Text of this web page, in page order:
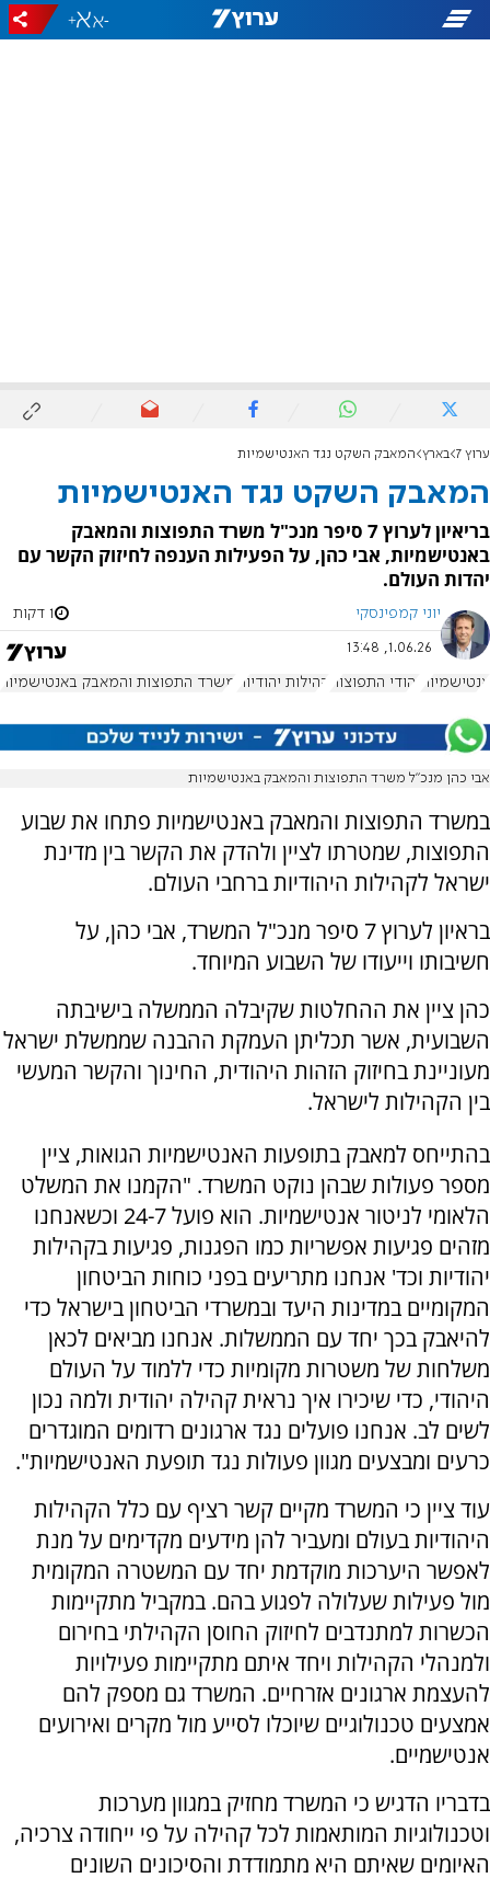
-
+
ערוץ 7 בארץ המאבק השקט נגד האנטישמיות
המאבק השקט נגד האנטישמיות
בריאיון לערוץ 7 סיפר מנכ"ל משרד התפוצות והמאבק
באנטישמיות, אבי כהן, על הפעילות הענפה לחיזוק הקשר עם
יהדות העולם.
יוני קמפינסקי 1 דקות
1.06.26, 13:48
אנטישמיות יהודי התפוצות קהילות יהודיות משרד התפוצות והמאבק באנטישמיות
אבי כהן מנכ"ל משרד התפוצות והמאבק באנטישמיות
במשרד התפוצות והמאבק באנטישמיות פתחו את שבוע
התפוצות, שמטרתו לציין ולהדק את הקשר בין מדינת
ישראל לקהילות היהודיות ברחבי העולם.
בראיון לערוץ 7 סיפר מנכ"ל המשרד, אבי כהן, על
חשיבותו וייעודו של השבוע המיוחד.
כהן ציין את ההחלטות שקיבלה הממשלה בישיבתה
השבועית, אשר תכליתן העמקת ההבנה שממשלת ישראל
מעוניינת בחיזוק הזהות היהודית, החינוך והקשר המעשי
בין הקהילות לישראל.
בהתייחס למאבק בתופעות האנטישמיות הגואות, ציין
מספר פעולות שבהן נוקט המשרד. "הקמנו את המשלט
הלאומי לניטור אנטישמיות. הוא פועל 24-7 וכשאנחנו
מזהים פגיעות אפשריות כמו הפגנות, פגיעות בקהילות
יהודיות וכד' אנחנו מתריעים בפני כוחות הביטחון
המקומיים במדינות היעד ובמשרדי הביטחון בישראל כדי
להיאבק בכך יחד עם הממשלות. אנחנו מביאים לכאן
משלחות של משטרות מקומיות כדי ללמוד על העולם
היהודי, כדי שיכירו איך נראית קהילה יהודית ולמה נכון
לשים לב. אנחנו פועלים נגד ארגונים רדומים המוגדרים
כרעים ומבצעים מגוון פעולות נגד תופעת האנטישמיות".
עוד ציין כי המשרד מקיים קשר רציף עם כלל הקהילות
היהודיות בעולם ומעביר להן מידעים מקדימים על מנת
לאפשר היערכות מוקדמת יחד עם המשטרה המקומית
מול פעילות שעלולה לפגוע בהם. במקביל מתקיימות
הכשרות למתנדבים לחיזוק החוסן הקהילתי בחירום
ולמנהלי הקהילות ויחד איתם מתקיימות פעילויות
להעצמת ארגונים אזרחיים. המשרד גם מספק להם
אמצעים טכנולוגיים שיוכלו לסייע מול מקרים ואירועים
אנטישמיים.
בדבריו הדגיש כי המשרד מחזיק במגוון מערכות
וטכנולוגיות המותאמות לכל קהילה על פי ייחודה צרכיה,
האיומים שאיתם היא מתמודדת והסיכונים השונים